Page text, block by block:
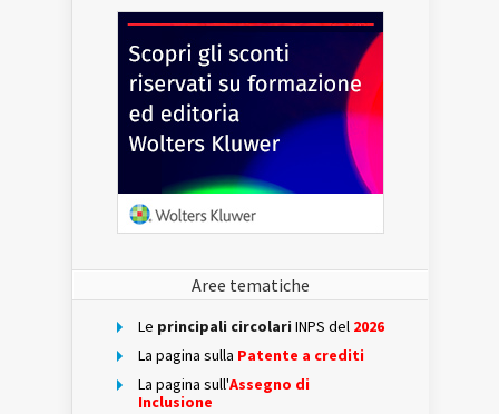
Aree tematiche
Le principali circolari INPS del 2026
La pagina sulla Patente a crediti
La pagina sull'Assegno di
Inclusione